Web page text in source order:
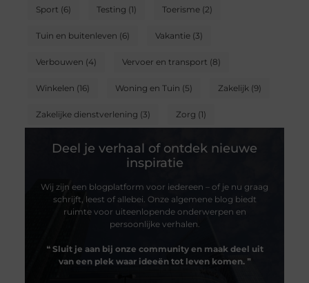
Sport (6) Testing (1) Toerisme(2)
Tuin en buitenleven (6) Vakantie(3)
Verbouwen (4) Vervoer en transport (8)
Winkelen (16) Woning en Tuin (5) Zakelijk(9)
Zakelijke dienstverlening (3) Zorg (1)
Deel je verhaal of ontdek nieuwe
inspiratie
Wij zijn een blogplatform voor iedereen – of je nu graag
schrijft, leest of allebei. Onze algemene blog biedt
ruimte voor uiteenlopende onderwerpen en
persoonlijke verhalen.
❝ Sluit je aan bij onze community en maak deel uit
van een plek waar ideeën tot leven komen.❞